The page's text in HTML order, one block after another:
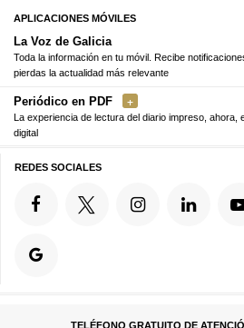
APLICACIONES MÓVILES
La Voz de Galicia
Toda la información en tu móvil. Recibe
pierdas la actualidad más relevante
Periódico en PDF
La experiencia de lectura del diario impreso, ahora,
digital
REDES SOCIALES
TELÉFONO GRATUITO DE